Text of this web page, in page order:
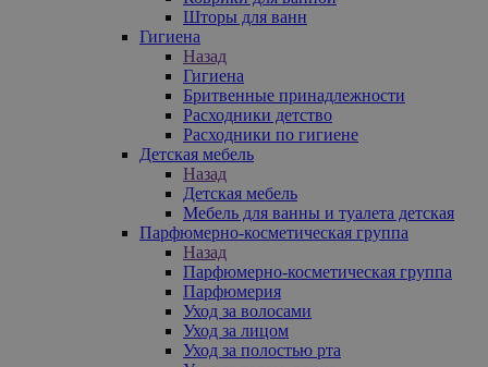
Шторы для ванн
Гигиена
Назад
Гигиена
Бритвенные принадлежности
Расходники детство
Расходники по гигиене
Детская мебель
Назад
Детская мебель
Мебель для ванны и туалета детская
Парфюмерно-косметическая группа
Назад
Парфюмерно-косметическая группа
Парфюмерия
Уход за волосами
Уход за лицом
Уход за полостью рта